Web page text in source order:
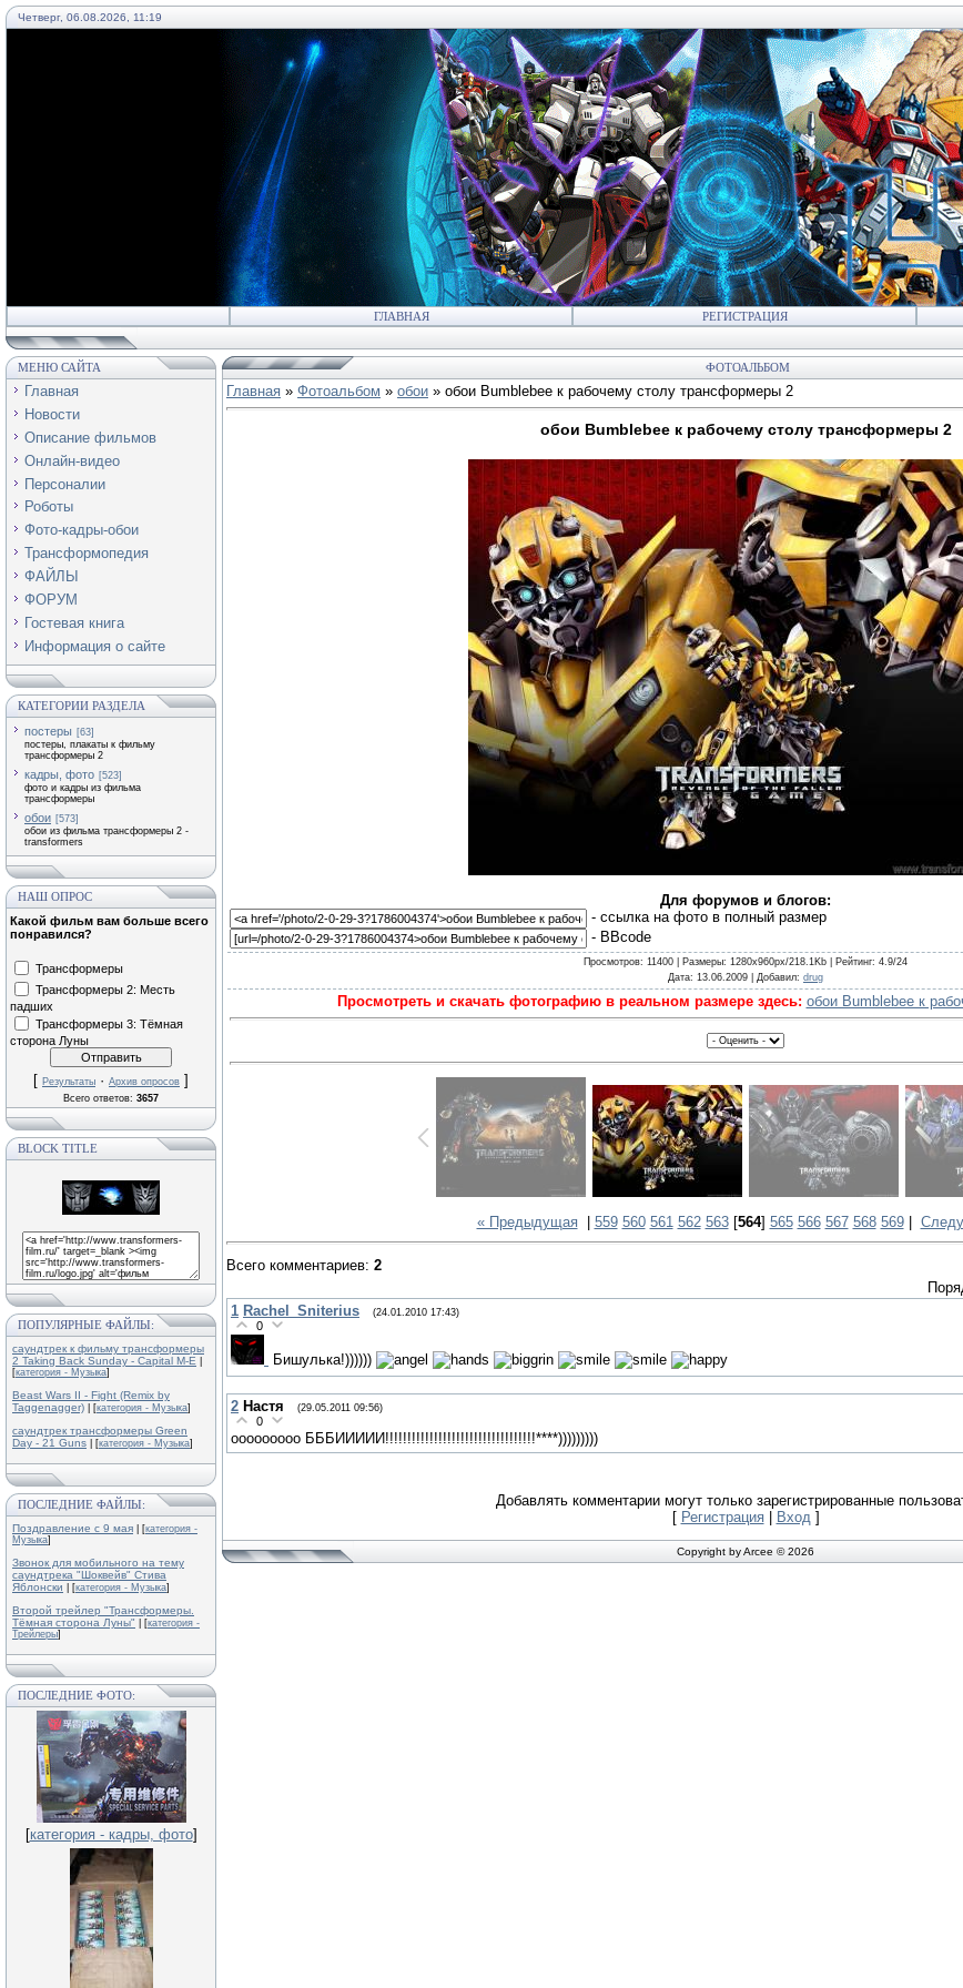
Четверг, 06.08.2026, 11:19
ГЛАВНАЯ РЕГИСТРАЦИЯ
МЕНЮ САЙТА
Главная
Новости
Описание фильмов
Онлайн-видео
Персоналии
Роботы
Фото-кадры-обои
Трансформопедия
ФАЙЛЫ
ФОРУМ
Гостевая книга
Информация о сайте
КАТЕГОРИИ РАЗДЕЛА
постеры [63]
постеры, плакаты к фильму
трансформеры 2
кадры, фото [523]
фото и кадры из фильма
трансформеры
обои [573]
обои из фильма трансформеры 2 -
transformers
НАШ ОПРОС
Какой фильм вам больше всего
понравился?
Трансформеры
Трансформеры 2: Месть
падших
Трансформеры 3: Тёмная
сторона Луны
[ Результаты · Архив опросов ]
Всего ответов: 3657
BLOCK TITLE
ПОПУЛЯРНЫЕ ФАЙЛЫ:
саундтрек к фильму трансформеры
2 Taking Back Sunday - Capital M-E
[категория - Музыка]
Beast Wars II - Fight (Remix by
Taggenagger)
| [категория - Музыка]
саундтрек трансформеры Green
Day - 21 Guns
| [категория - Музыка]
ПОСЛЕДНИЕ ФАЙЛЫ:
Поздравление с 9 мая | [категория -
Музыка]
Звонок для мобильного на тему
саундтрека "Шоквейв" Стива
Яблонски
| [категория - Музыка]
Второй трейлер "Трансформеры.
Тёмная сторона Луны"
| [категория -
Трейлеры]
ПОСЛЕДНИЕ ФОТО:
[категория - кадры, фото]
ФОТОАЛЬБОМ
Главная » Фотоальбом » обои » обои Bumblebee к рабочему столу трансформеры 2
обои Bumblebee к рабочему столу трансформеры 2
Для форумов и блогов:
- cсылка на фото в полный размер
- BBcode
Просмотров: 11400 | Размеры: 1280x960px/218.1Kb | Рейтинг: 4.9/24
Дата: 13.06.2009 | Добавил: drug
Просмотреть и скачать фотографию в реальном размере здесь: обои Bumblebee к
« Предыдущая| 559 560 561 562 563[564] 565 566 567 568 569|
Всего комментариев: 2
1 Rachel_Sniterius (24.01.2010 17:43)
0
Бишулька!))))))
2 Настя (29.05.2011 09:56)
0
ооооооооо БББИИИИИ!!!!!!!!!!!!!!!!!!!!!!!!!!!!!!!!!!****)))))))))
Добавлять комментарии могут только зарегистрированные
[ Регистрация| Вход]
Copyright by Arcee © 2026